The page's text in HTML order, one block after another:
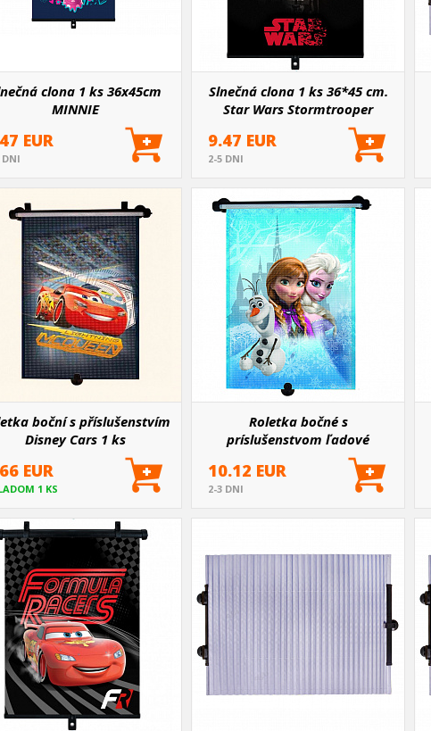
clona 1 ks 36x45cm
MINNIE
EUR
DNI
Slnečná clona 1 ks 36*45 cm.
Star Wars Stormtrooper
9.47 EUR
2-5 DNI
boční s příslušenstvím
Disney Cars 1 ks
EUR
1 KS
Roletka bočné s
príslušenstvom ľadové
kráľovstvo Frozen
10.12 EUR
2-3 DNI